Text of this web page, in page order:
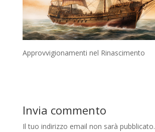
Approvvigionamenti nel Rinascimento
Invia commento
Il tuo indirizzo email non sarà pubblicato.